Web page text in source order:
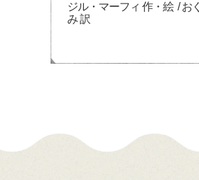
ジル・マーフィ 作・絵 / お
み 訳